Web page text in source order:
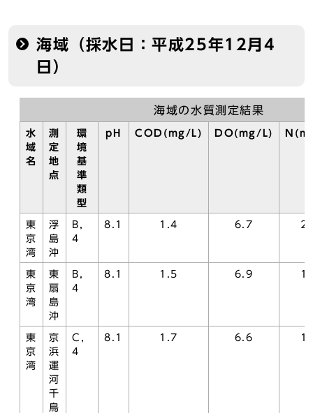
海域（採水日：平成25年12月4
日）
海域の水質測定結果
水
域
名
測
定
地
点
環
境
基
準
類
型
pH COD(mg/L) DO(mg/L)
東
京
湾
浮
島
沖
B，
4
8.1 1.4 6.7
東
京
湾
東
扇
島
沖
B，
4
8.1 1.5 6.9
東
京
湾
京
浜
運
河
千
鳥
C，
4
8.1 1.7 6.6